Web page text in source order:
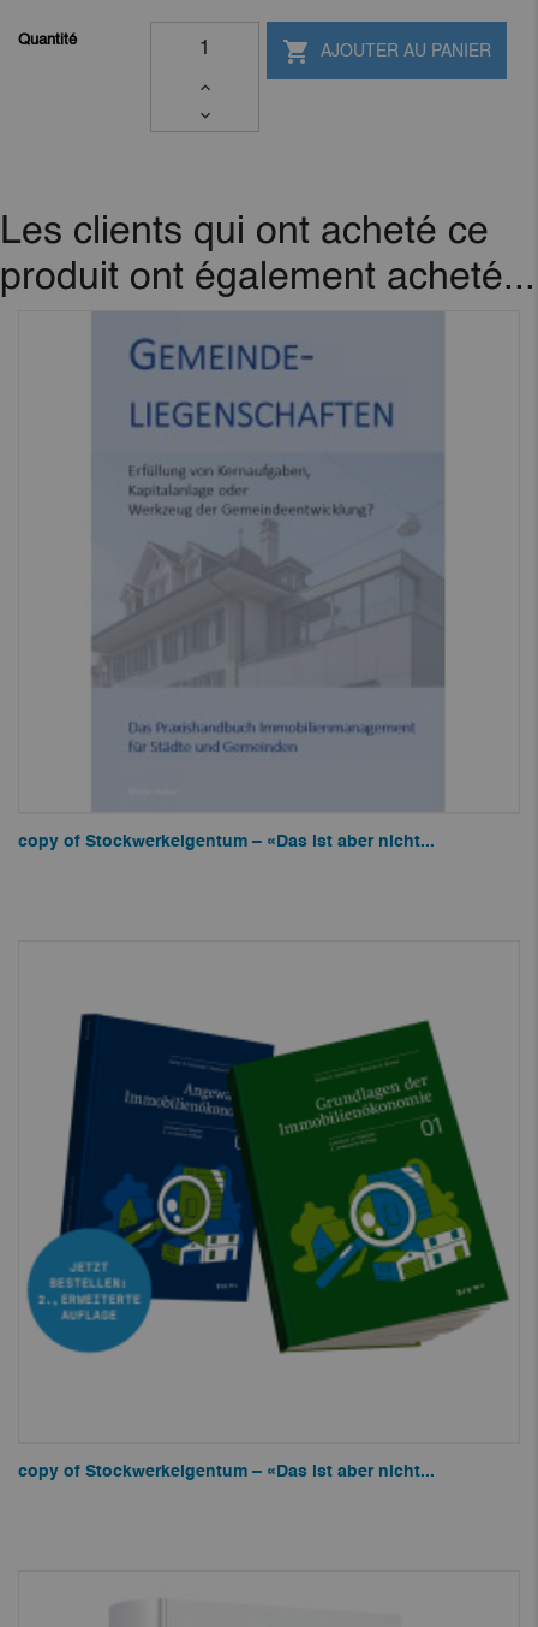
Quantité  AJOUTER AU PANIER
Les clients qui ont acheté ce
produit ont également acheté...
copy of Stockwerkeigentum – «Das ist aber nicht...
copy of Stockwerkeigentum – «Das ist aber nicht...